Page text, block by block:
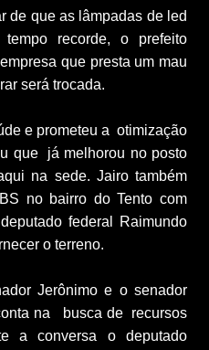
de que as lâmpadas de led
recorde, o prefeito
que presta um mau
será trocada.
e prometeu a otimização
que  já melhorou no posto
na sede. Jairo também
no bairro do Tento com
federal Raimundo
o terreno.
Jerônimo e o senador
na   busca de  recursos
a conversa o deputado